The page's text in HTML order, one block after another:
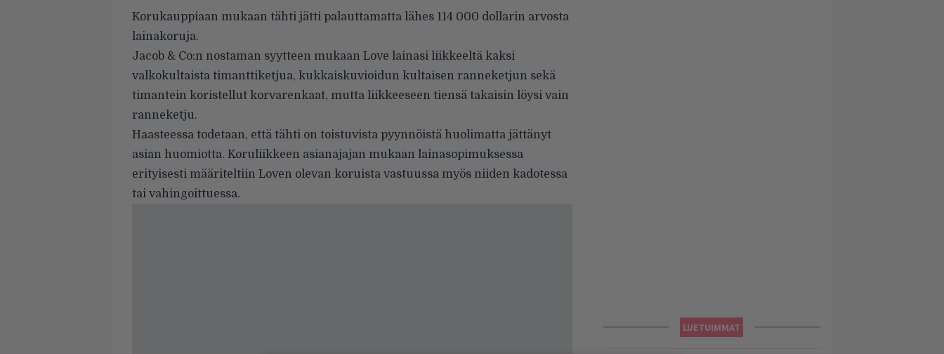
Korukauppiaan mukaan tähti jätti palauttamatta lähes 114 000 dollarin arvosta
lainakoruja.
Jacob & Co:n nostaman syytteen mukaan Love lainasi liikkeeltä kaksi
valkokultaista timanttiketjua, kukkaiskuvioidun kultaisen ranneketjun sekä
timantein koristellut korvarenkaat, mutta liikkeeseen tiensä takaisin löysi vain
ranneketju.
Haasteessa todetaan, että tähti on toistuvista pyynnöistä huolimatta jättänyt
asian huomiotta. Koruliikkeen asianajajan mukaan lainasopimuksessa
erityisesti määriteltiin Loven olevan koruista vastuussa myös niiden kadotessa
tai vahingoittuessa.
LUETUIMMAT